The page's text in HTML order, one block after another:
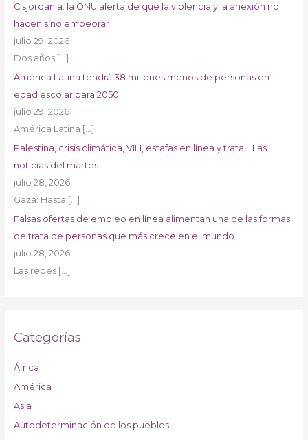
Cisjordania: la ONU alerta de que la violencia y la anexión no
hacen sino empeorar
julio 29, 2026
Dos años […]
América Latina tendrá 38 millones menos de personas en
edad escolar para 2050
julio 29, 2026
América Latina […]
Palestina, crisis climática, VIH, estafas en línea y trata… Las
noticias del martes
julio 28, 2026
Gaza: Hasta […]
Falsas ofertas de empleo en línea alimentan una de las formas
de trata de personas que más crece en el mundo
julio 28, 2026
Las redes […]
Categorías
África
América
Asia
Autodeterminación de los pueblos